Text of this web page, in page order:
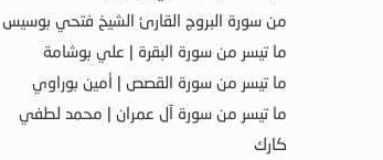
من سورة البروج القارئ الشيخ فتحي بوسيس
ما تيسر من سورة البقرة | علي بوشامة
ما تيسر من سورة القصص | أمين بوراوي
ما تيسر من سورة آل عمران | محمد لطفي
كارك